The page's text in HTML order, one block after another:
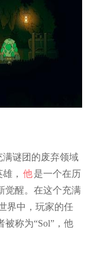
满谜团的废弃领域
， 他是一个在历
觉醒。在这个充满
界中，玩家的任
称为“Sol”，他